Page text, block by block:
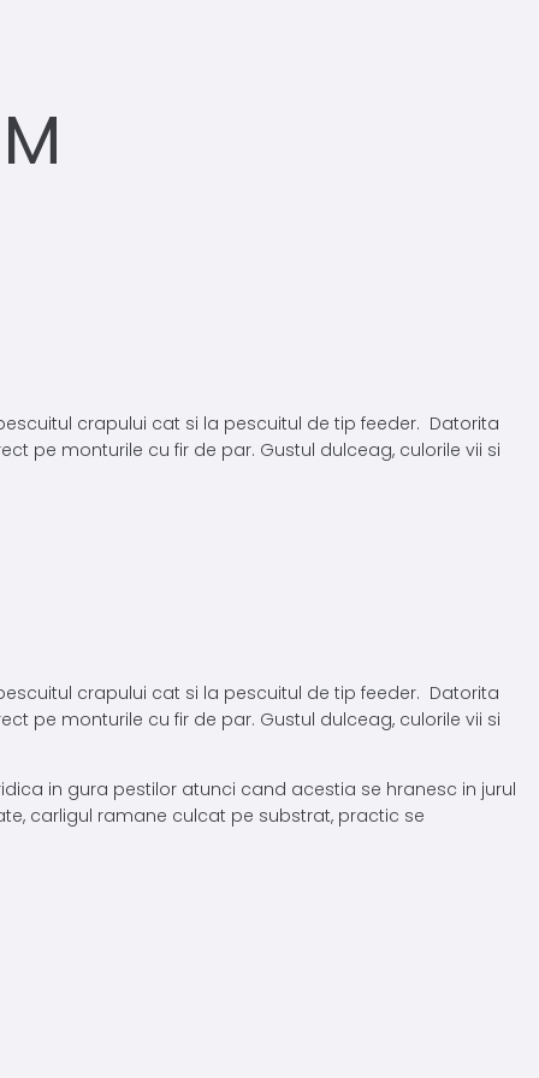
crapului cat si la pescuitul de tip feeder. Datorita
pe monturile cu fir de par. Gustul dulceag, culorile vii si
crapului cat si la pescuitul de tip feeder. Datorita
pe monturile cu fir de par. Gustul dulceag, culorile vii si
in gura pestilor atunci cand acestia se hranesc in jurul
carligul ramane culcat pe substrat, practic se